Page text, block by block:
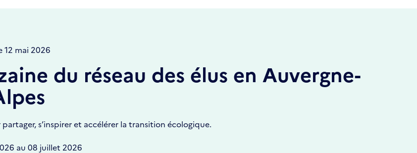
12 mai 2026
du réseau des élus en Auvergne-
s’inspirer et accélérer la transition écologique.
au 08 juillet 2026